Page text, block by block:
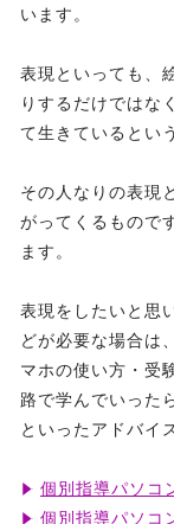
います。
表現といっても、
りするだけではな
て生きているとい
その人なりの表現
がってくるもので
ます。
表現をしたいと思
どが必要な場合は
マホの使い方・受
路で学んでいった
といったアドバイ
個別指導パソコ
個別指導パソコ